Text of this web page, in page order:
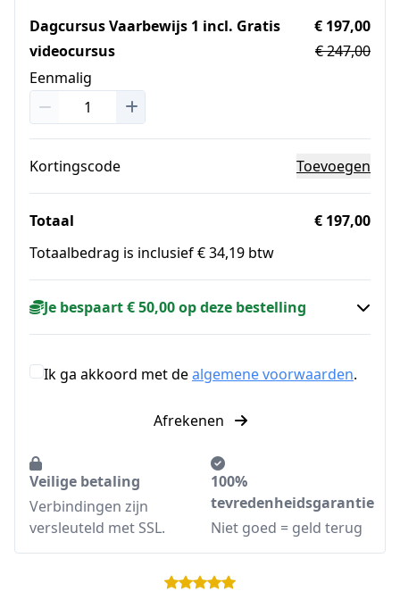
Dagcursus Vaarbewijs 1 incl. Gratis
videocursus
Eenmalig
€ 197,00
€ 247,00
Kortingscode Toevoegen
Totaal
€ 197,00
Totaalbedrag is inclusief € 34,19 btw
Je bespaart € 50,00 op deze bestelling
Ik ga akkoord met dealgemene voorwaarden.
Afrekenen
Veilige betaling
Verbindingen zijn
versleuteld met SSL.
100%
tevredenheidsgarantie
Niet goed = geld terug